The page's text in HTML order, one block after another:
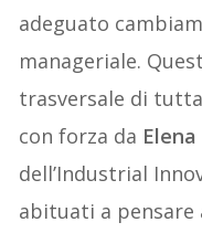
adeguato
manageriale.
trasversale di
con forza da Elena
dell’Industrial
abituati a pensare